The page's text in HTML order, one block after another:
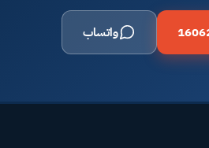
واتساب